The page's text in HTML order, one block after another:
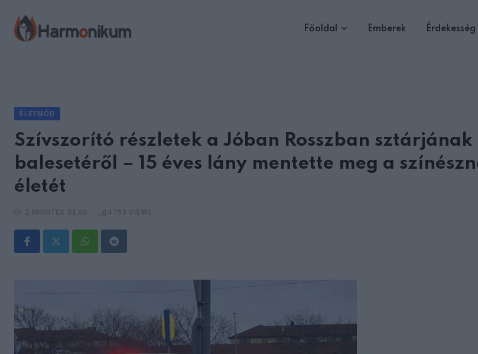
content
Főoldal Emberek Érdekesség
ÉLETMÓD
Szívszorító részletek a Jóban Rosszban sztárjának
balesetéről – 15 éves lány mentette meg a
életét
WhatsappReddit